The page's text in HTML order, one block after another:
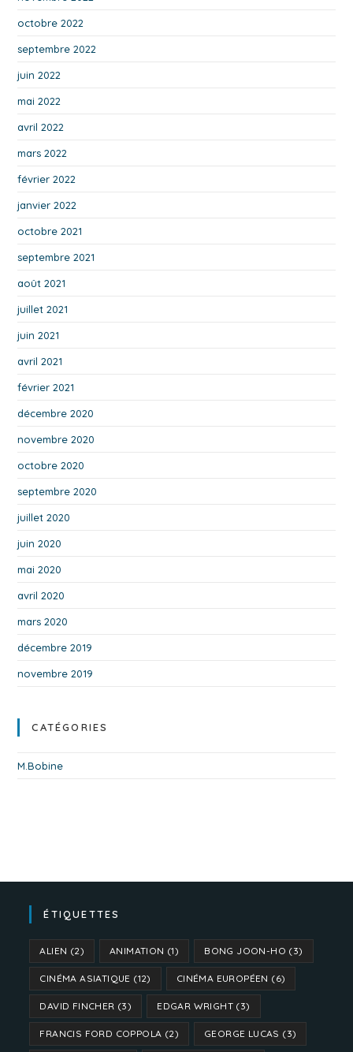
octobre 2022
septembre 2022
juin 2022
mai 2022
avril 2022
mars 2022
février 2022
janvier 2022
octobre 2021
septembre 2021
août 2021
juillet 2021
juin 2021
avril 2021
février 2021
décembre 2020
novembre 2020
octobre 2020
septembre 2020
juillet 2020
juin 2020
mai 2020
avril 2020
mars 2020
décembre 2019
novembre 2019
CATÉGORIES
M.Bobine
ÉTIQUETTES
ALIEN (2) ANIMATION (1) BONG JOON-HO (3)
CINÉMA ASIATIQUE (12) CINÉMA EUROPÉEN (6)
DAVID FINCHER (3) EDGAR WRIGHT (3)
FRANCIS FORD COPPOLA (2) GEORGE LUCAS (3)